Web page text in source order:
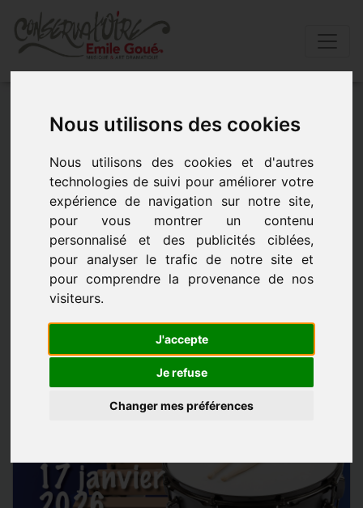
Nous utilisons des cookies
Nous utilisons des cookies et d'autres
technologies de suivi pour améliorer votre
expérience de navigation sur notre site,
pour vous montrer un contenu
personnalisé et des publicités ciblées,
pour analyser le trafic de notre site et
pour comprendre la provenance de nos
visiteurs.
J'accepte
Je refuse
Changer mes préférences
ÇA PERCUTE EN CREUSE !
ÇA PERCUTE EN CREUSE ! - le 17 janvier 2026 à